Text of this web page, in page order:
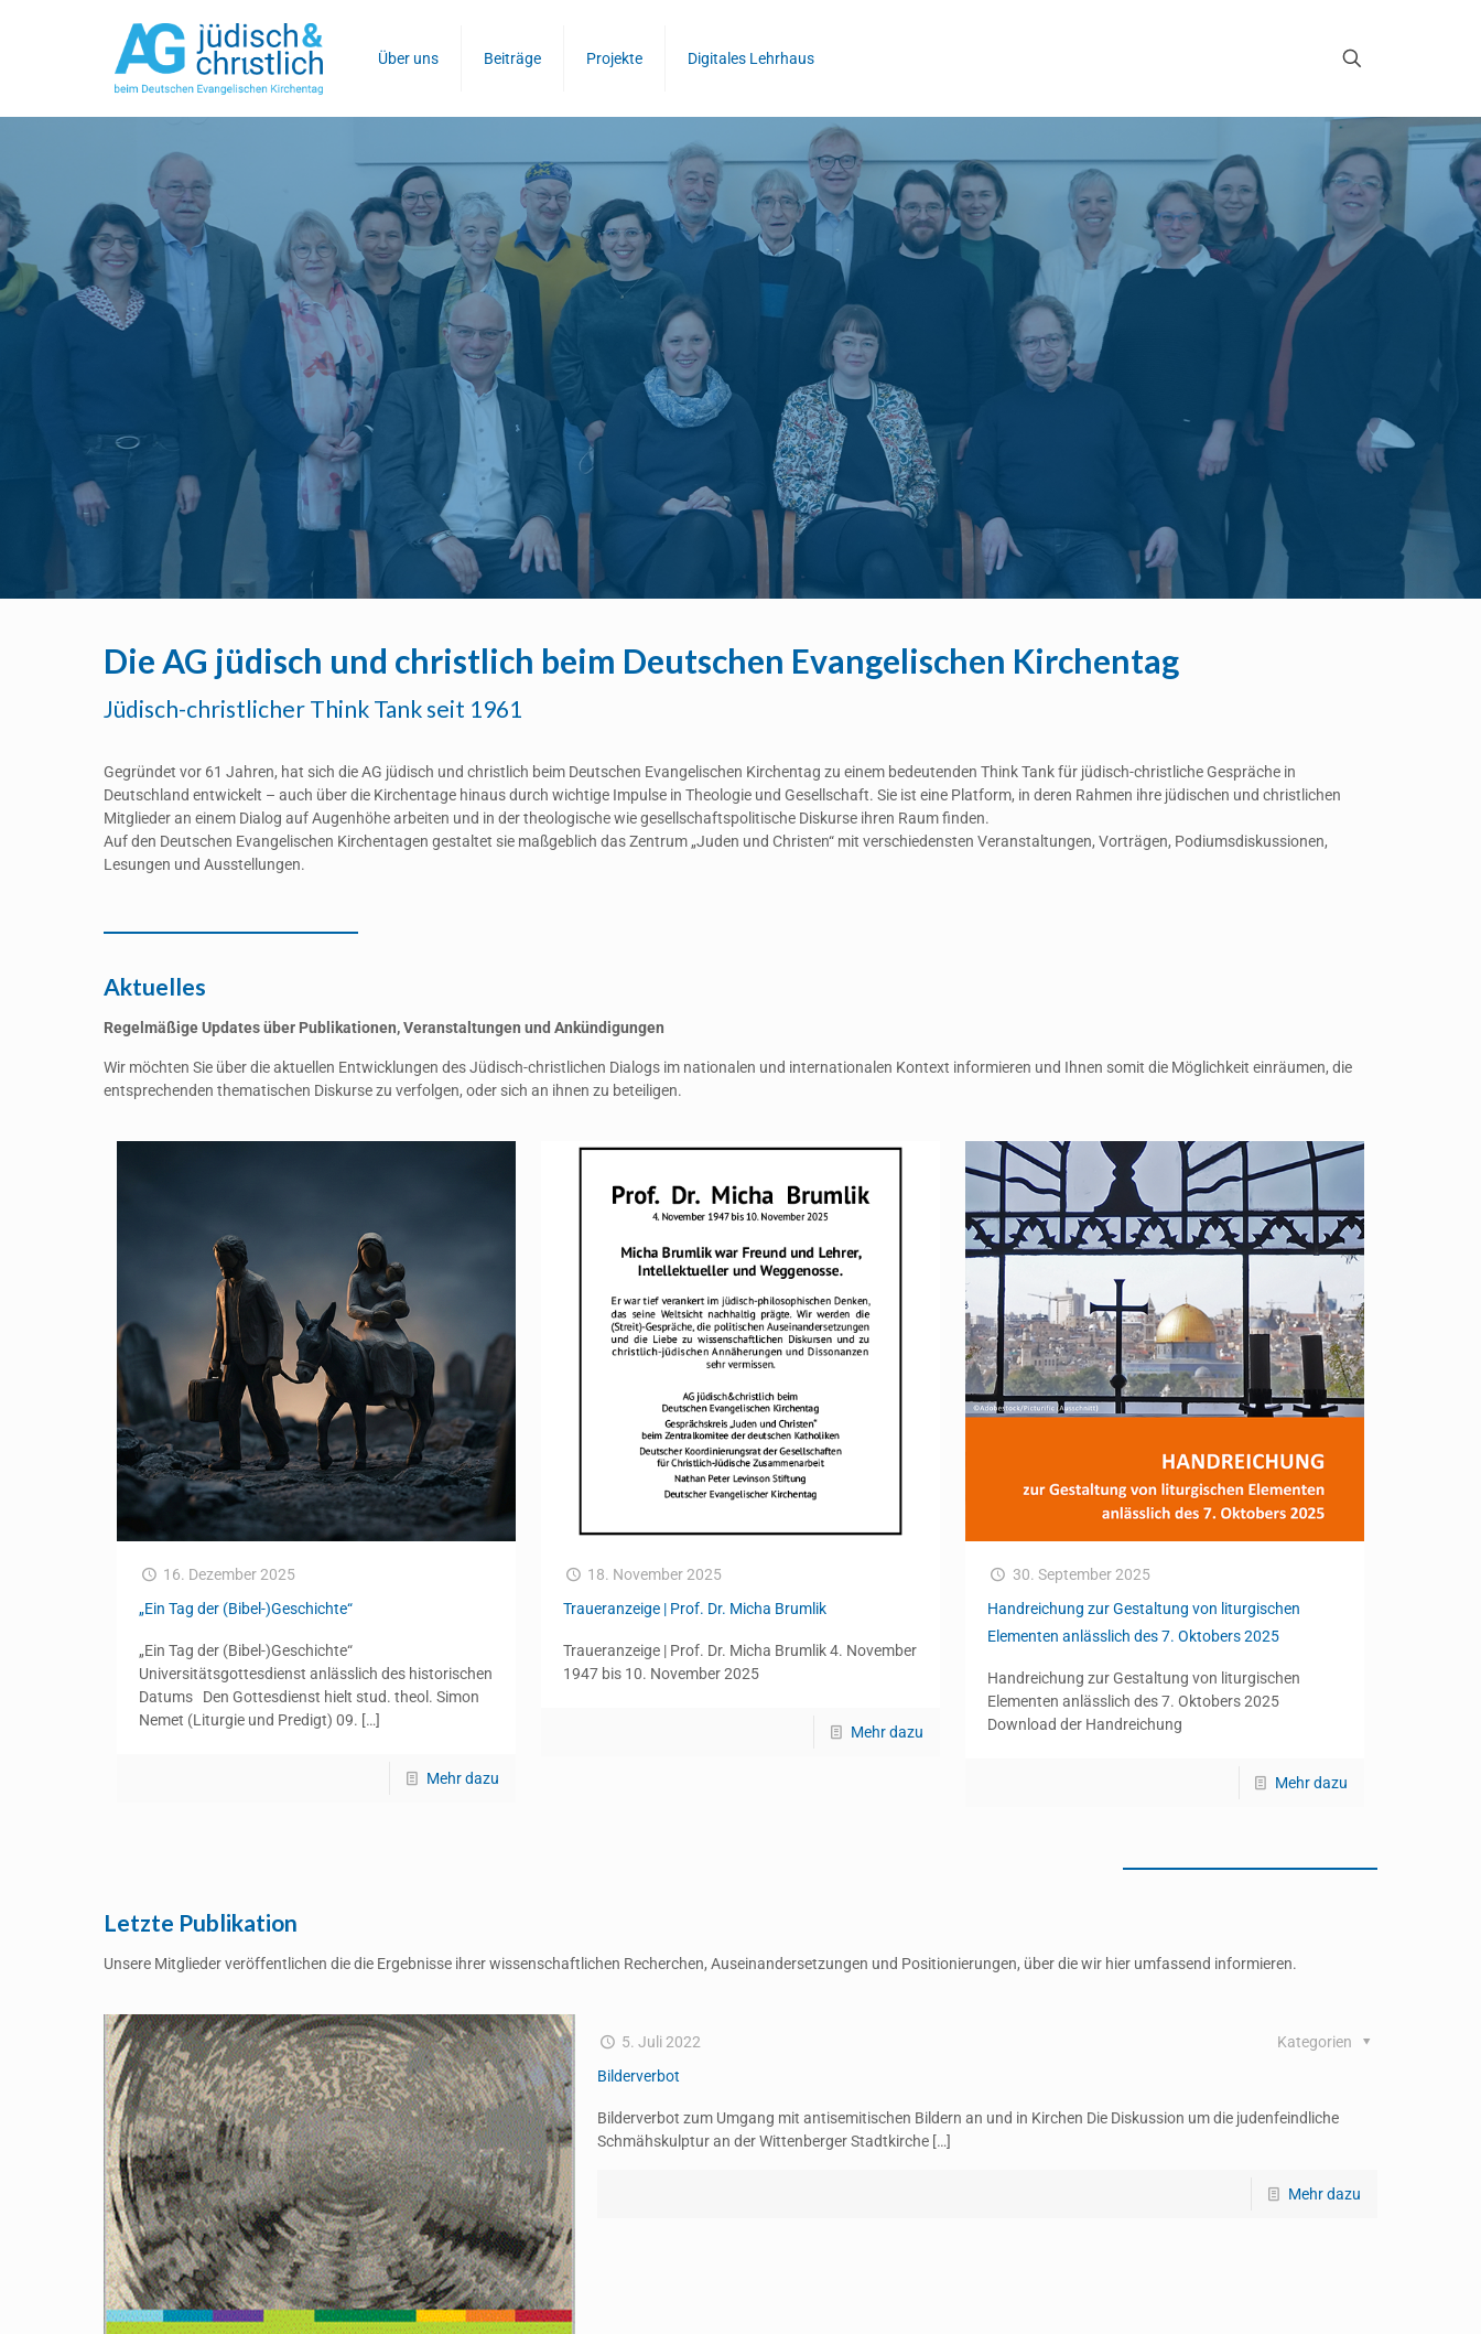
Über uns Beiträge Projekte Digitales Lehrhaus
Die AG jüdisch und christlich beim Deutschen Evangelischen Kirchentag
Jüdisch-christlicher Think Tank seit 1961
Gegründet vor 61 Jahren, hat sich die AG jüdisch und christlich beim Deutschen Evangelischen Kirchentag zu einem bedeutenden Think Tank für jüdisch-christliche Gespräche in
Deutschland entwickelt – auch über die Kirchentage hinaus durch wichtige Impulse in Theologie und Gesellschaft. Sie ist eine Platform, in deren Rahmen ihre jüdischen und christlichen
Mitglieder an einem Dialog auf Augenhöhe arbeiten und in der theologische wie gesellschaftspolitische Diskurse ihren Raum finden.
Auf den Deutschen Evangelischen Kirchentagen gestaltet sie maßgeblich das Zentrum „Juden und Christen“ mit verschiedensten Veranstaltungen, Vorträgen, Podiumsdiskussionen,
Lesungen und Ausstellungen.
Aktuelles
Regelmäßige Updates über Publikationen, Veranstaltungen und Ankündigungen
Wir möchten Sie über die aktuellen Entwicklungen des Jüdisch-christlichen Dialogs im nationalen und internationalen Kontext informieren und Ihnen somit die Möglichkeit einräumen, die
entsprechenden thematischen Diskurse zu verfolgen, oder sich an ihnen zu beteiligen.
16. Dezember 2025
„Ein Tag der (Bibel-)Geschichte“
„Ein Tag der (Bibel-)Geschichte“
Universitätsgottesdienst anlässlich des historischen
Datums Den Gottesdienst hielt stud. theol. Simon
Nemet (Liturgie und Predigt) 09. […]
Mehr dazu
18. November 2025
Traueranzeige | Prof. Dr. Micha Brumlik
Traueranzeige | Prof. Dr. Micha Brumlik 4. November
1947 bis 10. November 2025
Mehr dazu
30. September 2025
Handreichung zur Gestaltung von liturgischen
Elementen anlässlich des 7. Oktobers 2025
Handreichung zur Gestaltung von liturgischen
Elementen anlässlich des 7. Oktobers 2025
Download der Handreichung
Mehr dazu
Letzte Publikation
Unsere Mitglieder veröffentlichen die die Ergebnisse ihrer wissenschaftlichen Recherchen, Auseinandersetzungen und Positionierungen, über die wir hier umfassend informieren.
5. Juli 2022
Kategorien
Bilderverbot
Bilderverbot zum Umgang mit antisemitischen Bildern an und in Kirchen Die Diskussion um die judenfeindliche
Schmähskulptur an der Wittenberger Stadtkirche[…]
Mehr dazu